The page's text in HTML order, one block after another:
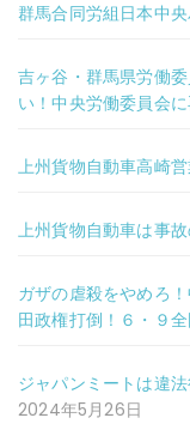
群馬合同労組日本中
吉ヶ谷・群馬県労働
い！中央労働委員会
上州貨物自動車高崎
上州貨物自動車は事故
ガザの虐殺をやめろ
田政権打倒！６・９
ジャパンミートは違
2024年5月26日